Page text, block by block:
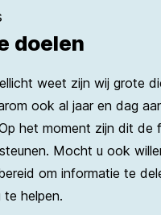
doelen
weet zijn wij grote
ook al jaar en dag
het moment zijn dit de
Mocht u ook
om informatie te
te helpen.